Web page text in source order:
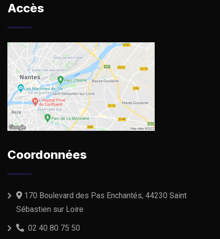
Accès
Coordonnées
170 Boulevard des Pas Enchantés, 44230 Saint
Sébastien sur Loire
02 40 80 75 50